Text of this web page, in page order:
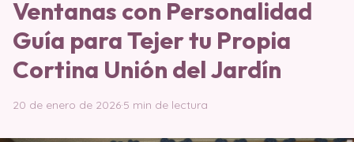
Ventanas con Personalidad
Guía para Tejer tu Propia
Cortina Unión del Jardín
20 de enero de 2026·5 min de lectura